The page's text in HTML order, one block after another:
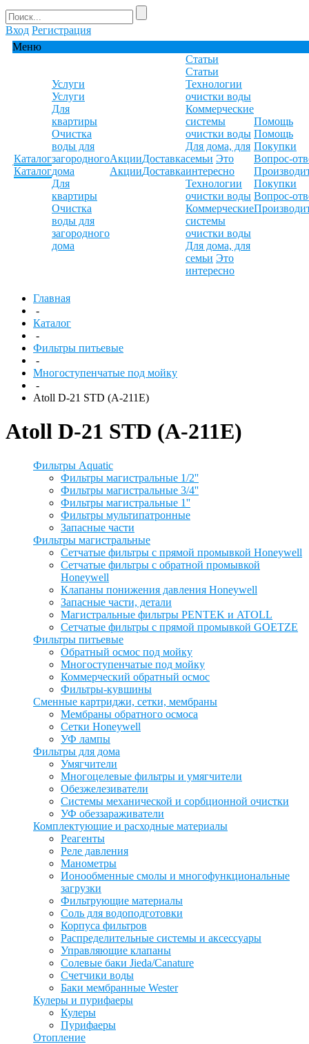
Вход Регистрация
Меню
Каталог
Каталог
Услуги
Услуги
Для
квартиры
Очистка
воды для
загородного
дома
Для
квартиры
Очистка
воды для
загородного
дома
Акции
Акции
Доставка
Доставка
Статьи
Статьи
Технологии
очистки воды
Коммерческие
системы
очистки воды
Для дома, для
семьи Это
интересно
Технологии
очистки воды
Коммерческие
системы
очистки воды
Для дома, для
семьи Это
интересно
Помощь
Помощь
Покупки
Вопрос-
Покупки
Вопрос-
Главная
-
Каталог
-
Фильтры питьевые
-
Многоступенчатые под мойку
-
Atoll D-21 STD (A-211E)
Atoll D-21 STD (A-211E)
Фильтры Aquatic
Фильтры магистральные 1/2''
Фильтры магистральные 3/4''
Фильтры магистральные 1''
Фильтры мультипатронные
Запасные части
Фильтры магистральные
Сетчатые фильтры с прямой промывкой Honeywell
Сетчатые фильтры с обратной промывкой
Honeywell
Клапаны понижения давления Honeywell
Запасные части, детали
Магистральные фильтры PENTEK и ATOLL
Сетчатые фильтры с прямой промывкой GOETZE
Фильтры питьевые
Обратный осмос под мойку
Многоступенчатые под мойку
Коммерческий обратный осмос
Фильтры-кувшины
Сменные картриджи, сетки, мембраны
Мембраны обратного осмоса
Сетки Honeywell
УФ лампы
Фильтры для дома
Умягчители
Многоцелевые фильтры и умягчители
Обезжелезиватели
Системы механической и сорбционной очистки
УФ обеззараживатели
Комплектующие и расходные материалы
Реагенты
Реле давления
Манометры
Ионообменные смолы и многофункциональные
загрузки
Фильтрующие материалы
Соль для водоподготовки
Корпуса фильтров
Распределительные системы и аксессуары
Управляющие клапаны
Солевые баки Jieda/Canature
Счетчики воды
Баки мембранные Wester
Кулеры и пурифаеры
Кулеры
Пурифаеры
Отопление